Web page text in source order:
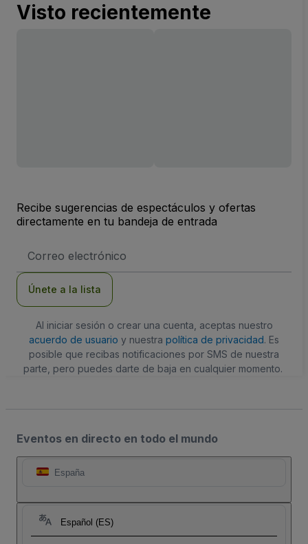
Visto recientemente
Recibe sugerencias de espectáculos y ofertas
directamente en tu bandeja de entrada
de
Únete a la lista
Al iniciar sesión o crear una cuenta, aceptas nuestro
acuerdo de usuario y nuestra política de privacidad. Es
posible que recibas notificaciones por SMS de nuestra
parte, pero puedes darte de baja en cualquier momento.
Eventos en directo en todo el mundo
España
Español (ES)